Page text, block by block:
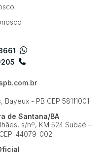
Bayeux - PB CEP 58111001
de Santana/BA
s/nº, KM 524Subaé –
CEP: 44079-002